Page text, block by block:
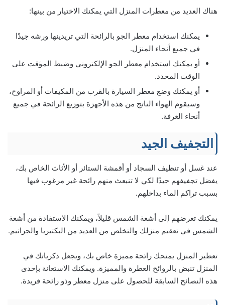
هناك العديد من معطرات المنزل التي يمكنك الاختيار من بينها:
يمكنك استخدام معطر الجو بالرائحة التي تريدينها ورشه جيدًا
في جميع أنحاء المنزل.
أو يمكنك استخدام معطر الجو الإلكتروني وضبط المؤقت على
الوقت المحدد.
أو يمكنك وضع معطر السيارة بالقرب من المكيفات أو المراوح،
وسيقوم الهواء الناتج من هذه الأجهزة بتوزيع الرائحة في جميع
أنحاء الغرفة.
التجفيف الجيد
عند غسل أو تنظيف السجاد أو أقمشة الستائر أو الأثاث الخاص بك،
يفضل تجفيفهم جيدًا لكي لا تنبعث منهم رائحة غير مرغوب فيها
بسبب تراكم الماء بداخلهم.
يمكنك تعرضهم إلى أشعة الشمس قليلاً، ويمكنك الاستفادة من أشعة
الشمس في تعقيم منزلك والتخلص من العديد من البكتيريا والجراثيم.
تعطير المنزل يمنحك رائحة مميزة خاص بك، ويجعل ذكرياتك في
المنزل تنبض بالروائح العطرة والمميزة. ويمكنك الاستعانة بإحدى
هذه النصائح السابقة للحصول على منزل معطر وذو رائحة فريدة.